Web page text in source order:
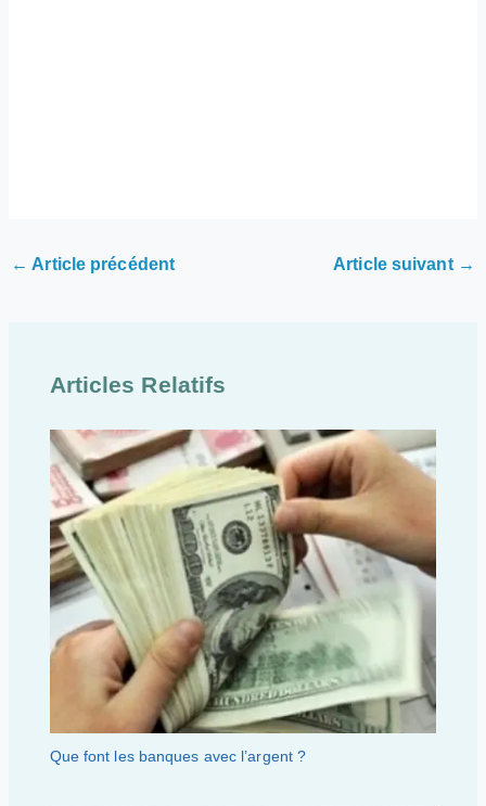
← Article précédent Article suivant →
Articles Relatifs
Que font les banques avec l’argent ?